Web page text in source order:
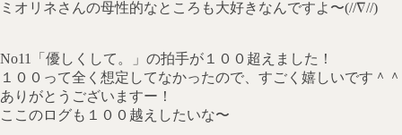
ミオリネさんの母性的なところも大好きなんですよ〜(//∇//)
No11「優しくして。」の拍手が１００超えました！
１００って全く想定してなかったので、すごく嬉しいです＾＾
ありがとうございますー！
ここのログも１００越えしたいな〜